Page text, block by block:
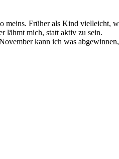
meins. Früher als Kind
lähmt mich, statt aktiv zu sein.
kann ich was